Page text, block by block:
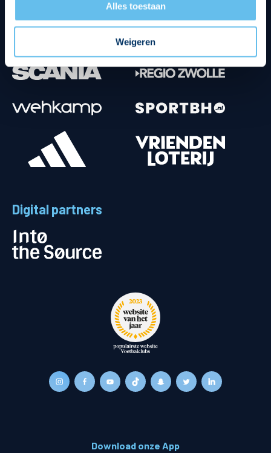
Alles toestaan
Weigeren
Digital partners
Download onze App